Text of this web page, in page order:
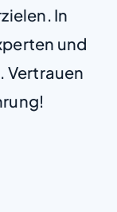
In
und
Vertrauen